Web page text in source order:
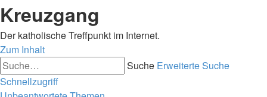
Kreuzgang
Der katholische Treffpunkt im Internet.
Zum Inhalt
Suche Erweiterte Suche
Schnellzugriff